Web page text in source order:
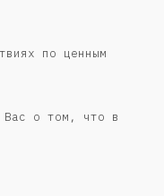
по ценным
Вас о том, что в